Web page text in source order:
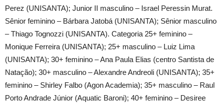
Perez (UNISANTA); Junior II masculino – Israel Peressin Murat.
Sênior feminino – Bárbara Jatobá (UNISANTA); Sênior masculino
– Thiago Tognozzi (UNISANTA). Categoria 25+ feminino –
Monique Ferreira (UNISANTA); 25+ masculino – Luiz Lima
(UNISANTA); 30+ feminino – Ana Paula Elias (centro Santista de
Natação); 30+ masculino – Alexandre Andreoli (UNISANTA); 35+
feminino – Shirley Falbo (Agon Academia); 35+ masculino – Raul
Porto Andrade Júnior (Aquatic Baroni); 40+ feminino – Desiree